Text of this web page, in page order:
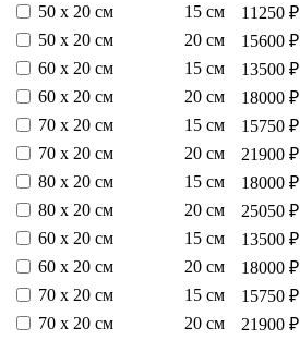
50 х 20 см
15 см
11250 ₽
50 х 20 см
20 см
15600 ₽
60 х 20 см
15 см
13500 ₽
60 х 20 см
20 см
18000 ₽
70 х 20 см
15 см
15750 ₽
70 х 20 см
20 см
21900 ₽
80 х 20 см
15 см
18000 ₽
80 х 20 см
20 см
25050 ₽
60 х 20 см
15 см
13500 ₽
60 х 20 см
20 см
18000 ₽
70 х 20 см
15 см
15750 ₽
70 х 20 см
20 см
21900 ₽